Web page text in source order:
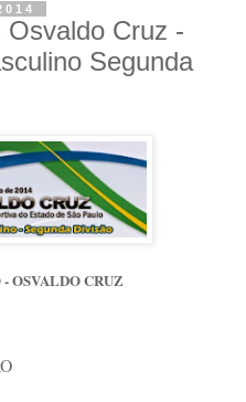
Osvaldo Cruz -
Segunda
- OSVALDO CRUZ